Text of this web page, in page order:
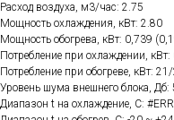
Расход воздуха, м3/час: 2.75
Мощность охлаждения, кВт: 2.80
Мощность обогрева, кВт: 0,739
Потребление при охлаждении,
Потребление при обогреве, кВт:
Уровень шума внешнего блока, Дб:
Диапазон t на охлаждение, C: